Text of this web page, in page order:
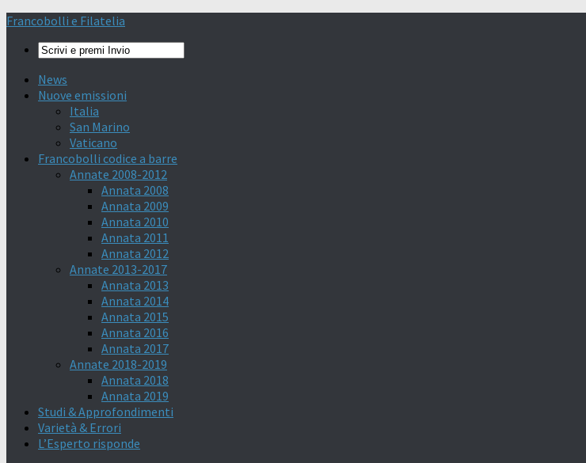
Francobolli e Filatelia
News
Nuove emissioni
Italia
San Marino
Vaticano
Francobolli codice a barre
Annate 2008-2012
Annata 2008
Annata 2009
Annata 2010
Annata 2011
Annata 2012
Annate 2013-2017
Annata 2013
Annata 2014
Annata 2015
Annata 2016
Annata 2017
Annate 2018-2019
Annata 2018
Annata 2019
Studi & Approfondimenti
Varietà & Errori
L’Esperto risponde